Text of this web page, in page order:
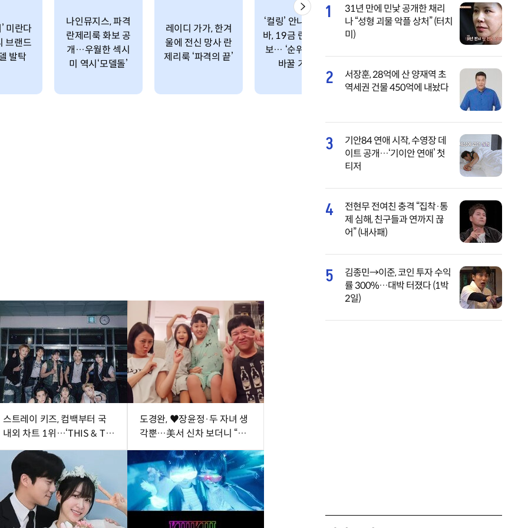
미란다
브랜드
발탁
나인뮤지스, 파격
란제리룩 화보 공
개…우월한 섹시
미 역시‘모델돌’
레이디 가가, 한겨
울에 전신 망사 란
제리룩 ‘파격의 끝’
‘컬링’ 안나 시도로
바, 19금 란제리 화
보… ‘순위까지 뒤
바꿀 기세!’
스텔라 란제리 입
스트레이 키즈, 컴백부터 국
내외 차트 1위…‘THIS & TH
AT’ 흥행 시동
도경완, ♥장윤정·두 자녀 생
각뿐…美서 신차 보더니 “아
빠 열심히 할게” [SD톡톡]
1
31년 만에 민낯 공개한 채리
나 “성형 괴물 악플 상처” (터치
미)
2
서장훈, 28억에 산 양재역 초
역세권 건물 450억에 내놨다
3
기안84 연애 시작, 수영장 데
이트 공개…‘기이안 연애’ 첫
티저
4
전현무 전여친 충격 “집착·통
제 심해, 친구들과 연까지 끊
어” (내사패)
5
김종민→이준, 코인 투자 수익
률 300%…대박 터졌다 (1박
2일)